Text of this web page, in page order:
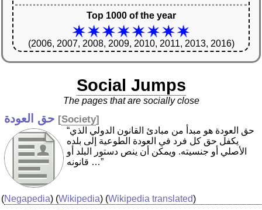
Top 1000 of the year
(2006, 2007, 2008, 2009, 2010, 2011, 2013, 2016)
Social Jumps
The pages that are socially close
حق العودة [Society]
“حق العودة هو مبدأ من مبادئ القانون الدولي الذي
يكفل حق كل فرد في العودة الطوعية إلى بلده
الأصلي أو جنسيته. ويمكن أن ينص دستور البلد أو
قانونه …”
(Negapedia) (Wikipedia) (Wikipedia translated)